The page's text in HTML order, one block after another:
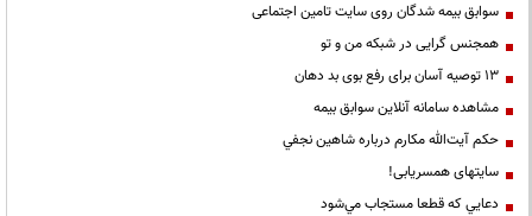
سوابق بیمه شدگان روی سایت تامین اجتماعی
همجنس گرایی در شبکه من و تو
13 توصیه آسان برای رفع بوی بد دهان
مشاهده سامانه آنلاين سوابق بیمه
حكم آيت‌الله مكارم درباره شاهين نجفي
سایتهای همسریابی!
دعايي كه قطعا مستجاب مي‌شود